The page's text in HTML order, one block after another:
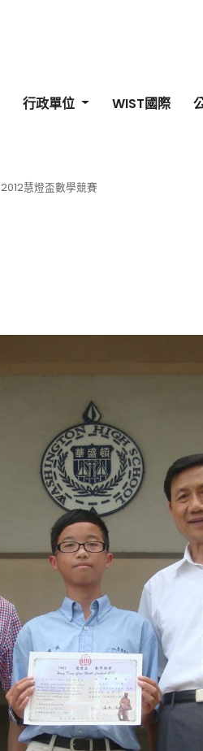
行政單位 WIST國際
2012慧燈盃數學競賽